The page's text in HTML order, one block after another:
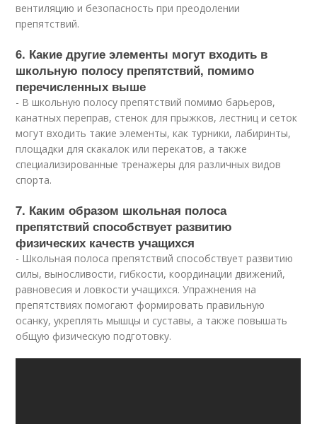
вентиляцию и безопасность при преодолении
препятствий.
6. Какие другие элементы могут входить в
школьную полосу препятствий, помимо
перечисленных выше
- В школьную полосу препятствий помимо барьеров,
канатных переправ, стенок для прыжков, лестниц и сеток
могут входить такие элементы, как турники, лабиринты,
площадки для скакалок или перекатов, а также
специализированные тренажеры для различных видов
спорта.
7. Каким образом школьная полоса
препятствий способствует развитию
физических качеств учащихся
- Школьная полоса препятствий способствует развитию
силы, выносливости, гибкости, координации движений,
равновесия и ловкости учащихся. Упражнения на
препятствиях помогают формировать правильную
осанку, укреплять мышцы и суставы, а также повышать
общую физическую подготовку.